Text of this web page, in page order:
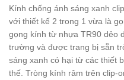
Kính chống ánh sáng xanh
với thiết kế 2 trong 1 vừa là
gọng kính từ nhựa TR90 dẻo
trường và được trang bị sẵn
sáng xanh có hại từ các thiết
thế. Tròng kính râm trên clip-